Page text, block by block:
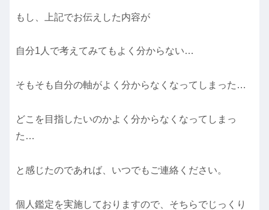
もし、上記でお伝えした内容が
自分1人で考えてみてもよく分からない…
そもそも自分の軸がよく分からなくなってしまった…
どこを目指したいのかよく分からなくなってしまっ
た…
と感じたのであれば、いつでもご連絡ください。
個人鑑定を実施しておりますので、そちらでじっくり